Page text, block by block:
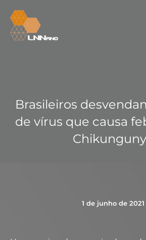
Brasileiros
de vírus que causa
1 de junho de 2021